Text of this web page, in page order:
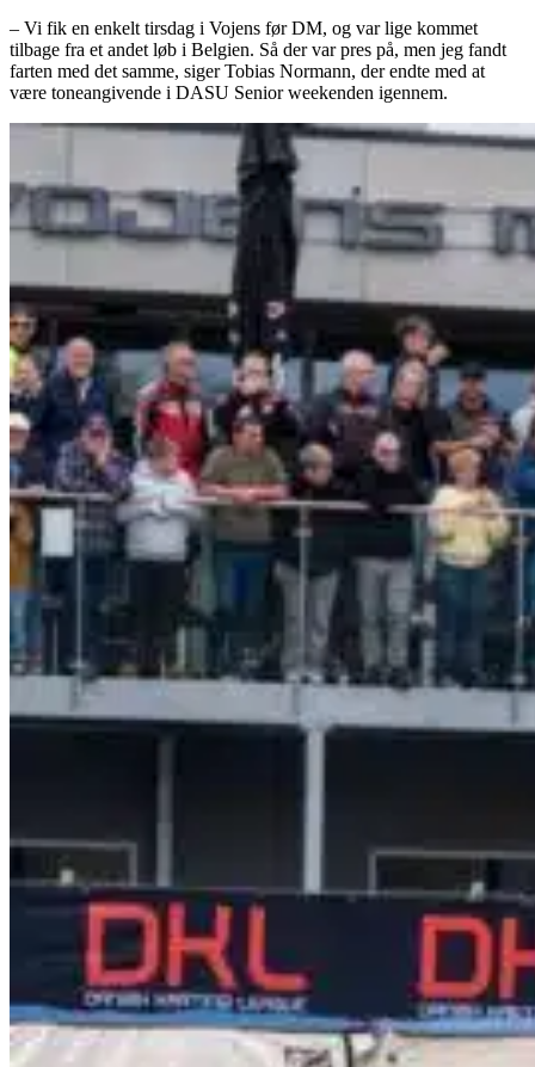
– Vi fik en enkelt tirsdag i Vojens før DM, og var lige kommet
tilbage fra et andet løb i Belgien. Så der var pres på, men jeg fandt
farten med det samme, siger Tobias Normann, der endte med at
være toneangivende i DASU Senior weekenden igennem.